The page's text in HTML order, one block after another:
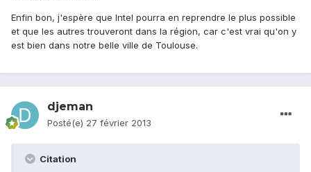
Enfin bon, j'espère que Intel pourra en reprendre le plus possible
et que les autres trouveront dans la région, car c'est vrai qu'on y
est bien dans notre belle ville de Toulouse.
djeman
Posté(e) 27 février 2013
Citation